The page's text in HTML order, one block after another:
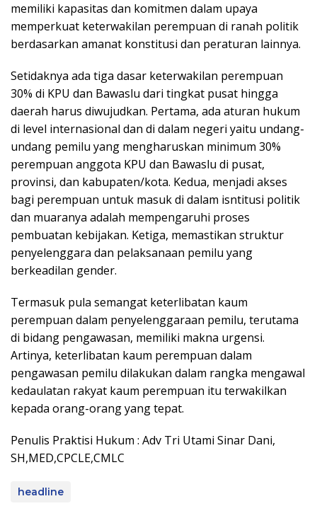
memiliki kapasitas dan komitmen dalam upaya
memperkuat keterwakilan perempuan di ranah politik
berdasarkan amanat konstitusi dan peraturan lainnya.
Setidaknya ada tiga dasar keterwakilan perempuan
30% di KPU dan Bawaslu dari tingkat pusat hingga
daerah harus diwujudkan. Pertama, ada aturan hukum
di level internasional dan di dalam negeri yaitu undang-
undang pemilu yang mengharuskan minimum 30%
perempuan anggota KPU dan Bawaslu di pusat,
provinsi, dan kabupaten/kota. Kedua, menjadi akses
bagi perempuan untuk masuk di dalam isntitusi politik
dan muaranya adalah mempengaruhi proses
pembuatan kebijakan. Ketiga, memastikan struktur
penyelenggara dan pelaksanaan pemilu yang
berkeadilan gender.
Termasuk pula semangat keterlibatan kaum
perempuan dalam penyelenggaraan pemilu, terutama
di bidang pengawasan, memiliki makna urgensi.
Artinya, keterlibatan kaum perempuan dalam
pengawasan pemilu dilakukan dalam rangka mengawal
kedaulatan rakyat kaum perempuan itu terwakilkan
kepada orang-orang yang tepat.
Penulis Praktisi Hukum : Adv Tri Utami Sinar Dani,
SH,MED,CPCLE,CMLC
headline